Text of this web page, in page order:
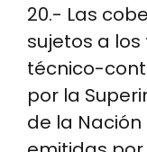
20.- Las
sujetos a
técnico-
por la
de la Nación